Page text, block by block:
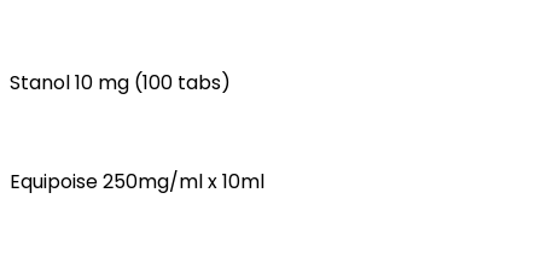
Stanol 10 mg (100 tabs)
Equipoise 250mg/ml x 10ml